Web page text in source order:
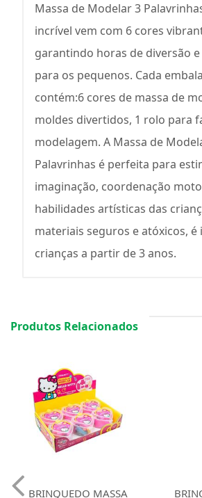
Massa de Modelar 3
incrível vem com 6 cores
garantindo horas de diversão
para os pequenos. Cada
contém:6 cores de massa de
moldes divertidos, 1 rolo para
modelagem. A Massa de
Palavrinhas é perfeita para
imaginação, coordenação
habilidades artísticas das
materiais seguros e atóxicos, é
crianças a partir de 3 anos.
Produtos Relacionados
BRINQUEDO MASSA